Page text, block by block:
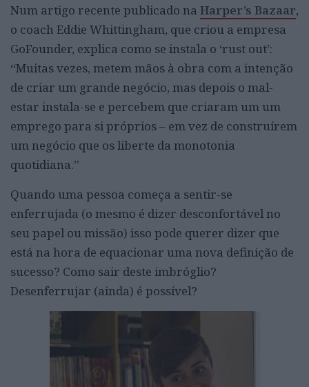
Num artigo recente publicado na Harper’s Bazaar,
o coach Eddie Whittingham, que criou a empresa
GoFounder, explica como se instala o ‘rust out’:
“Muitas vezes, metem mãos à obra com a intenção
de criar um grande negócio, mas depois o mal-
estar instala-se e percebem que criaram um um
emprego para si próprios – em vez de construírem
um negócio que os liberte da monotonia
quotidiana.”
Quando uma pessoa começa a sentir-se
enferrujada (o mesmo é dizer desconfortável no
seu papel ou missão) isso pode querer dizer que
está na hora de equacionar uma nova definição de
sucesso? Como sair deste imbróglio?
Desenferrujar (ainda) é possível?